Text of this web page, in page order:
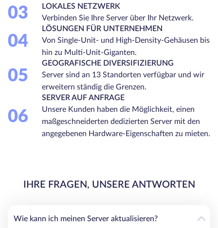
03
LOKALES NETZWERK
Verbinden Sie Ihre Server über Ihr Netzwerk.
04
LÖSUNGEN FÜR UNTERNEHMEN
Von Single-Unit- und High-Density-Gehäusen bis
hin zu Multi-Unit-Giganten.
05
GEOGRAFISCHE DIVERSIFIZIERUNG
Server sind an 13 Standorten verfügbar und wir
erweitern ständig die Grenzen.
06
SERVER AUF ANFRAGE
Unsere Kunden haben die Möglichkeit, einen
maßgeschneiderten dedizierten Server mit den
angegebenen Hardware-Eigenschaften zu mieten.
IHRE FRAGEN, UNSERE ANTWORTEN
Wie kann ich meinen Server aktualisieren?